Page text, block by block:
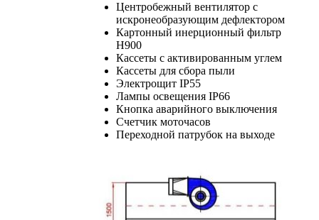
Центробежный вентилятор с
искронеобразующим дефлектором
Картонный инерционный фильтр
Н900
Кассеты с активированным углем
Кассеты для сбора пыли
Электрощит IP55
Лампы освещения IP66
Кнопка аварийного выключения
Счетчик моточасов
Переходной патрубок на выходе